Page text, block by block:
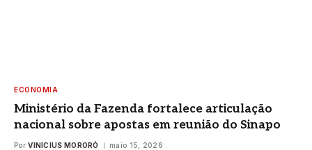
ECONOMIA
Ministério da Fazenda fortalece articulação
nacional sobre apostas em reunião do Sinapo
Por VINICIUS MORORÓ maio 15, 2026